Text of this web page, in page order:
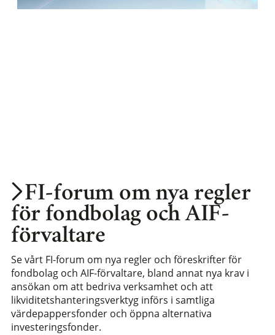
FI-forum om nya regler
för fondbolag och AIF-
förvaltare
Se vårt FI-forum om nya regler och föreskrifter för
fondbolag och AIF-förvaltare, bland annat nya krav i
ansökan om att bedriva verksamhet och att
likviditetshanteringsverktyg införs i samtliga
värdepappersfonder och öppna alternativa
investeringsfonder.